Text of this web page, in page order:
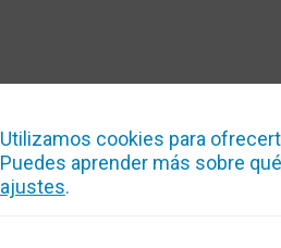
Utilizamos cookies para
Puedes aprender más sobre
ajustes.